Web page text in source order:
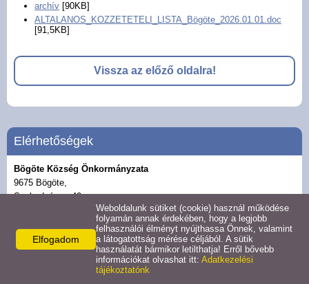
Közvilágítási hibabejelentő
Elektronikus ügyintézés
ASP kisfilmek
Gazdaság
Turizmus
Hasznos linkek
archív [90KB]
ALTALANOS_KOZZETETELI_LISTA_Bögöte_2026.01.01.doc
[91,5KB]
Vissza az előző oldalra!
Elérhetőségek
Bögöte Község Önkormányzata
9675 Bögöte,
Szabadság u. 49.
E-mail:
bogote.onkormanyzat@gmail.com
Elfogadom
Weboldalunk sütiket (cookie) használ működése
folyamán annak érdekében, hogy a legjobb
felhasználói élményt nyújthassa Önnek, valamint
a látogatottság mérése céljából. A sütik
használatát bármikor letilthatja! Erről bővebb
információkat olvashat itt: Adatkezelési
tájékoztatónk